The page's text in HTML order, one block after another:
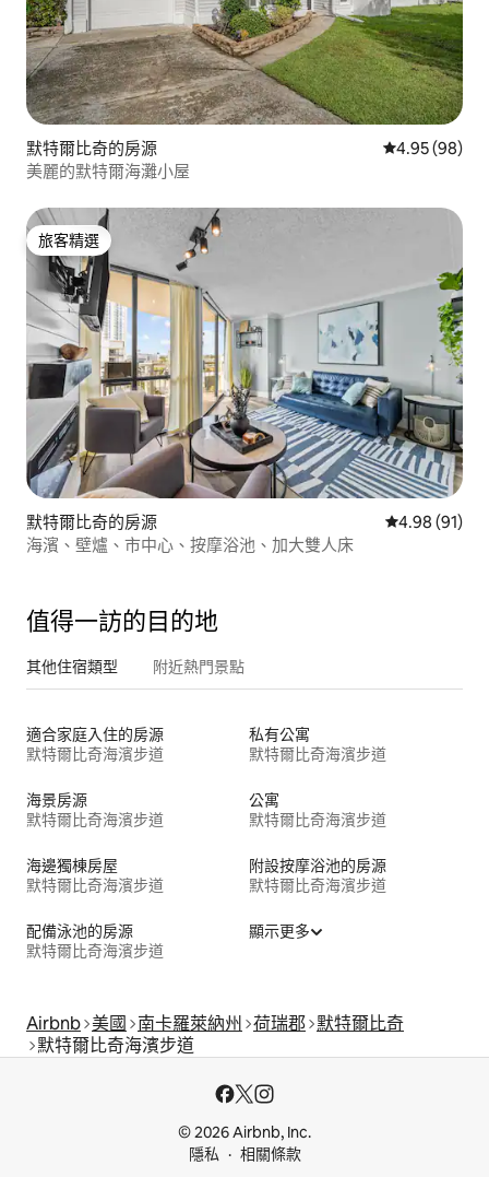
默特爾比奇的房源 從 98 則評價
4.95 (98)
美麗的默特爾海灘小屋
旅客精選
旅客精選
默特爾比奇的房源 從 91 則評價
4.98 (91)
海濱、壁爐、市中心、按摩浴池、加大雙人床
值得一訪的目的地
其他住宿類型 附近熱門景點
適合家庭入住的房源
默特爾比奇海濱步道
私有公寓
默特爾比奇海濱步道
海景房源
默特爾比奇海濱步道
公寓
默特爾比奇海濱步道
海邊獨棟房屋
默特爾比奇海濱步道
附設按摩浴池的房源
默特爾比奇海濱步道
配備泳池的房源
默特爾比奇海濱步道
顯示更多
Airbnb 美國 南卡羅萊納州 荷瑞郡 默特爾比奇
默特爾比奇海濱步道
© 2026 Airbnb, Inc.
隱私
相關條款